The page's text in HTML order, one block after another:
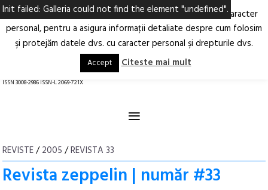
Arhitectură.
Oraș.
RO EN
ISSN 3008-2986 ISSN-L 2069-721X
≡
REVISTE/2005 /REVISTA 33
Revista zeppelin | număr #33
Ne-am actualizat Politica privind prelucrarea datelor cu caracter
personal, pentru a asigura informaţii detaliate despre cum folosim
şi protejăm datele dvs. cu caracter personal şi drepturile dvs.
Accept Citeste mai mult
Init failed: Galleria could not find the element "undefined".